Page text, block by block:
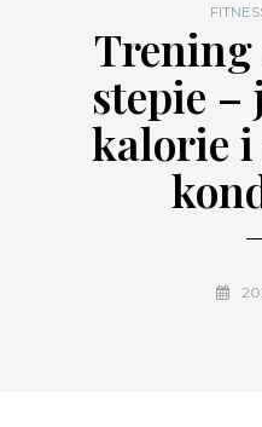
Trening
stepie –
kalorie